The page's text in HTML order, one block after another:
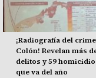
¡Radiografía del
Colón! Revelan más
delitos y 59
que va del año